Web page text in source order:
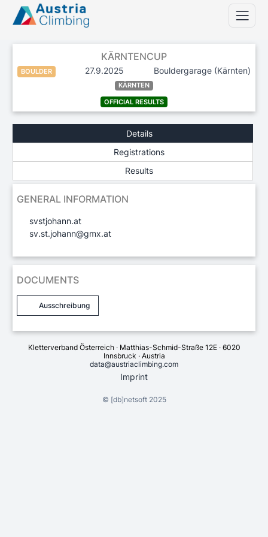
KÄRNTENCUP
BOULDER 27.9.2025 Bouldergarage (Kärnten)
KÄRNTEN
OFFICIAL RESULTS
Details
Registrations
Results
GENERAL INFORMATION
svstjohann.at
sv.st.johann@gmx.at
DOCUMENTS
Ausschreibung
Kletterverband Österreich · Matthias-Schmid-Straße 12E · 6020
Innsbruck · Austria
data@austriaclimbing.com
Imprint
© [db]netsoft2025